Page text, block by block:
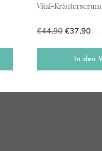
Vital-Kräuterserum
€44,90€37,90
In den